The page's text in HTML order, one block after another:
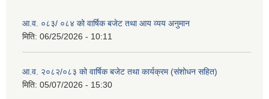
आ.व. ०८३/ ०८४ को वार्षिक बजेट तथा आय व्यय अनुमान
मिति: 06/25/2026 - 10:11
आ.व. २०८२/०८३ को वार्षिक बजेट तथा कार्यक्रम (संशोधन सहित)
मिति: 05/07/2026 - 15:30